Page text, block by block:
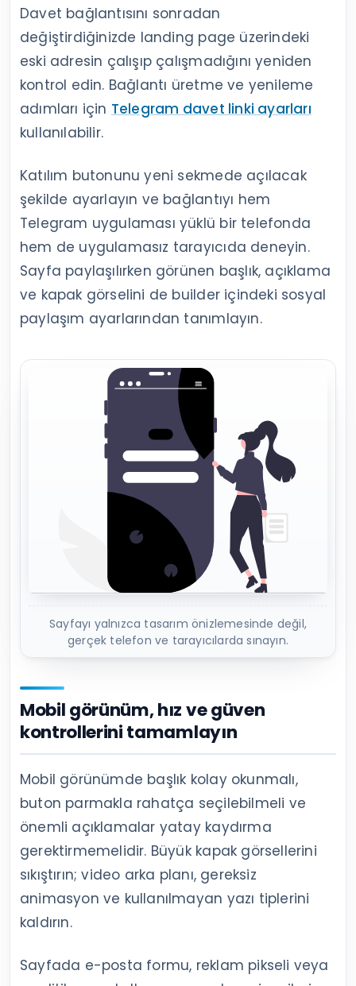
Davet bağlantısını sonradan
değiştirdiğinizde landing page üzerindeki
eski adresin çalışıp çalışmadığını yeniden
kontrol edin. Bağlantı üretme ve yenileme
adımları için Telegram davet linki ayarları
kullanılabilir.
Katılım butonunu yeni sekmede açılacak
şekilde ayarlayın ve bağlantıyı hem
Telegram uygulaması yüklü bir telefonda
hem de uygulamasız tarayıcıda deneyin.
Sayfa paylaşılırken görünen başlık, açıklama
ve kapak görselini de builder içindeki sosyal
paylaşım ayarlarından tanımlayın.
Sayfayı yalnızca tasarım önizlemesinde değil,
gerçek telefon ve tarayıcılarda sınayın.
Mobil görünüm, hız ve güven
kontrollerini tamamlayın
Mobil görünümde başlık kolay okunmalı,
buton parmakla rahatça seçilebilmeli ve
önemli açıklamalar yatay kaydırma
gerektirmemelidir. Büyük kapak görsellerini
sıkıştırın; video arka planı, gereksiz
animasyon ve kullanılmayan yazı tiplerini
kaldırın.
Sayfada e-posta formu, reklam pikseli veya